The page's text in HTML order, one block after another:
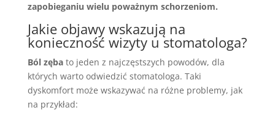
zapobieganiu wielu poważnym schorzeniom.
Jakie objawy wskazują na
konieczność wizyty u stomatologa?
Ból zębato jeden z najczęstszych powodów, dla
których warto odwiedzić stomatologa. Taki
dyskomfort może wskazywać na różne problemy, jak
na przykład: